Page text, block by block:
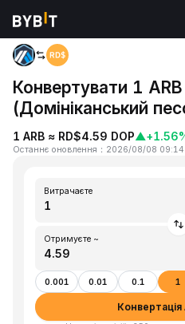
Головна
Конвертувати 1
(Домініканський
1 ARB ≈ RD$4.59 DOP▲
Останнє оновлення ： 2026/08/08 09:14
Витрачаєте
Отримуєте ~
0.001 0.01 0.1 1
Конвертація